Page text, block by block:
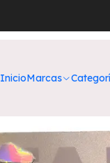
InicioMarcas
Nuestros